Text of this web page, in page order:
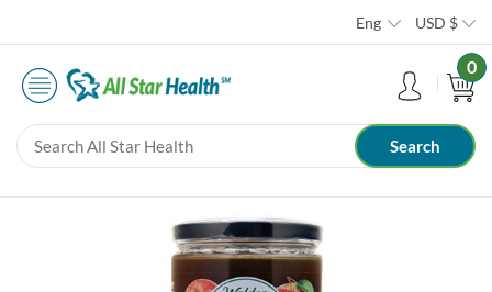
Eng USD $
0